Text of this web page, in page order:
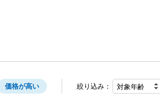
価格が高い 絞り込み： 対象年齢